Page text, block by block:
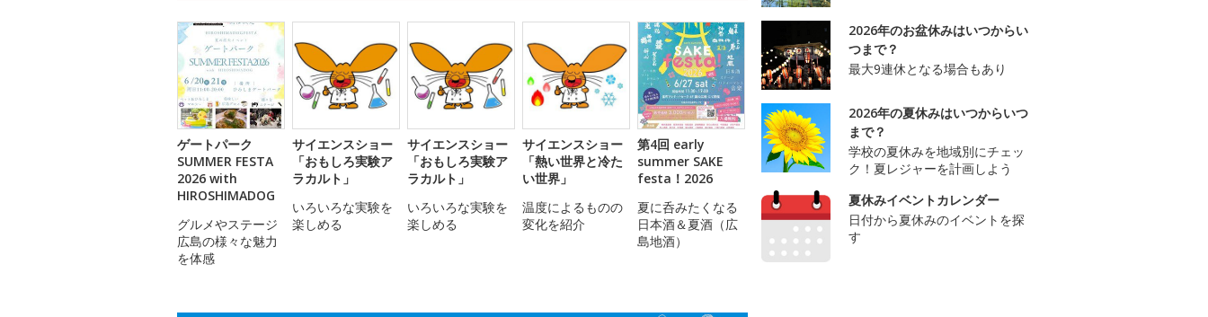
ゲートパーク
SUMMER FESTA
2026 with
HIROSHIMADOG
グルメやステージ
広島の様々な魅力
を体感
サイエンスショー
「おもしろ実験ア
ラカルト」
いろいろな実験を
楽しめる
サイエンスショー
「おもしろ実験ア
ラカルト」
いろいろな実験を
楽しめる
サイエンスショー
「熱い世界と冷た
い世界」
温度によるものの
変化を紹介
第4回 early
summer SAKE
festa！2026
夏に呑みたくなる
日本酒＆夏酒（広
島地酒）
2026年のお盆休みはいつからい
つまで？
最大9連休となる場合もあり
2026年の夏休みはいつからいつ
まで？
学校の夏休みを地域別にチェッ
ク！夏レジャーを計画しよう
夏休みイベントカレンダー
日付から夏休みのイベントを探
す